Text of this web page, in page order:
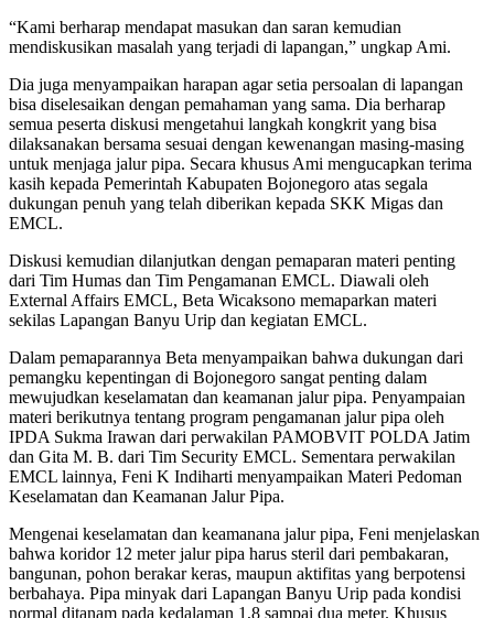
“Kami berharap mendapat masukan dan saran kemudian
mendiskusikan masalah yang terjadi di lapangan,” ungkap Ami.
Dia juga menyampaikan harapan agar setia persoalan di lapangan
bisa diselesaikan dengan pemahaman yang sama. Dia berharap
semua peserta diskusi mengetahui langkah kongkrit yang bisa
dilaksanakan bersama sesuai dengan kewenangan masing-masing
untuk menjaga jalur pipa. Secara khusus Ami mengucapkan terima
kasih kepada Pemerintah Kabupaten Bojonegoro atas segala
dukungan penuh yang telah diberikan kepada SKK Migas dan
EMCL.
Diskusi kemudian dilanjutkan dengan pemaparan materi penting
dari Tim Humas dan Tim Pengamanan EMCL. Diawali oleh
External Affairs EMCL, Beta Wicaksono memaparkan materi
sekilas Lapangan Banyu Urip dan kegiatan EMCL.
Dalam pemaparannya Beta menyampaikan bahwa dukungan dari
pemangku kepentingan di Bojonegoro sangat penting dalam
mewujudkan keselamatan dan keamanan jalur pipa. Penyampaian
materi berikutnya tentang program pengamanan jalur pipa oleh
IPDA Sukma Irawan dari perwakilan PAMOBVIT POLDA Jatim
dan Gita M. B. dari Tim Security EMCL. Sementara perwakilan
EMCL lainnya, Feni K Indiharti menyampaikan Materi Pedoman
Keselamatan dan Keamanan Jalur Pipa.
Mengenai keselamatan dan keamanana jalur pipa, Feni menjelaskan
bahwa koridor 12 meter jalur pipa harus steril dari pembakaran,
bangunan, pohon berakar keras, maupun aktifitas yang berpotensi
berbahaya. Pipa minyak dari Lapangan Banyu Urip pada kondisi
normal ditanam pada kedalaman 1,8 sampai dua meter. Khusus